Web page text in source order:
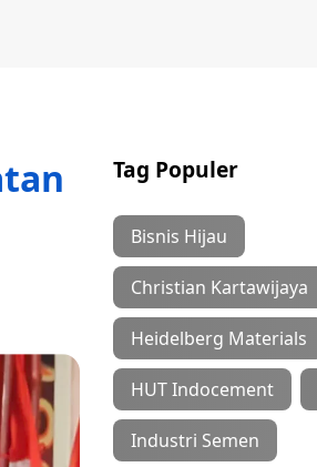
Tag Populer
Bisnis Hijau
Christian Kartawijaya
Heidelberg Materials
HUT Indocement
Industri Semen